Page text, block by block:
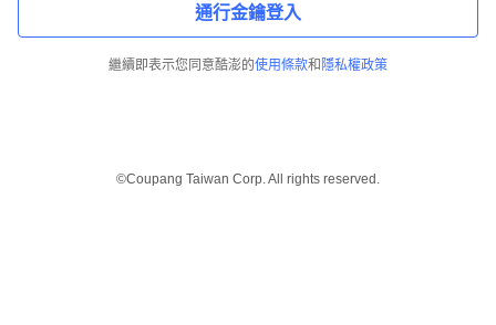
通行金鑰登入
繼續即表示您同意酷澎的使用條款和 隱私權政策
©Coupang Taiwan Corp. All rights reserved.